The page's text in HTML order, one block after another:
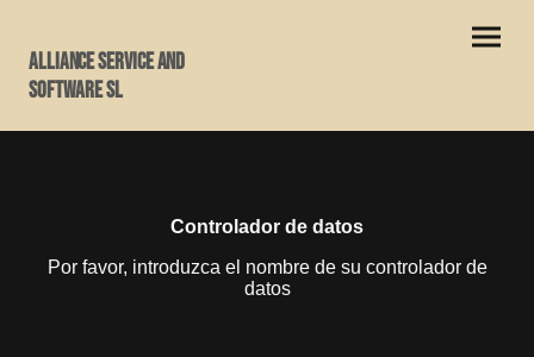
Alliance Service and
Software SL
Controlador de datos
Por favor, introduzca el nombre de su controlador de
datos